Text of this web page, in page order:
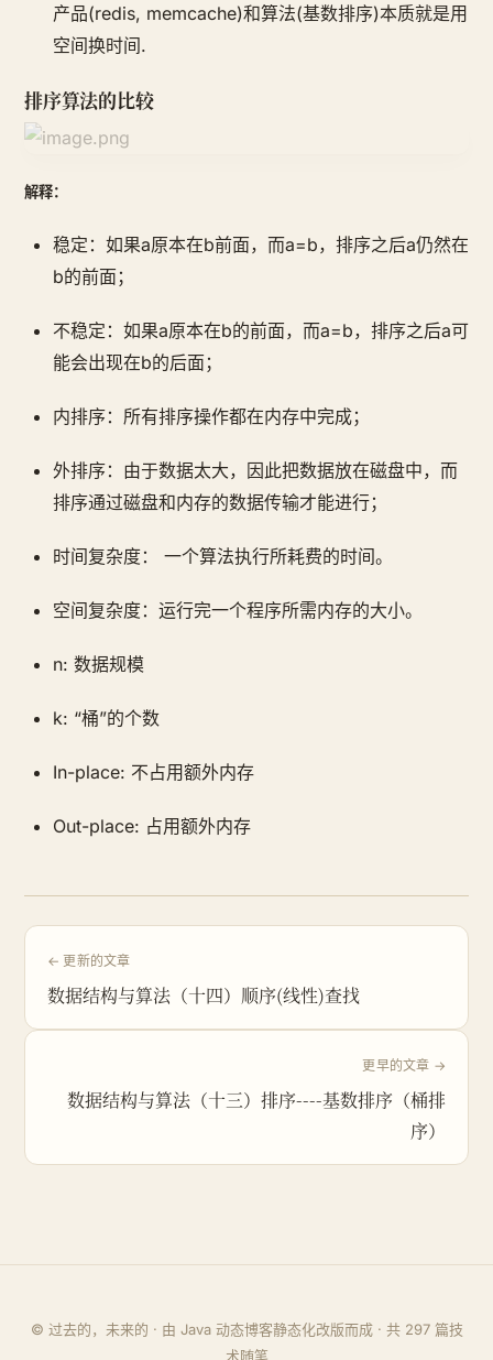
产品(redis, memcache)和算法(基数排序)本质就是用
空间换时间.
排序算法的比较
解释：
稳定：如果a原本在b前面，而a=b，排序之后a仍然在
b的前面；
不稳定：如果a原本在b的前面，而a=b，排序之后a可
能会出现在b的后面；
内排序：所有排序操作都在内存中完成；
外排序：由于数据太大，因此把数据放在磁盘中，而
排序通过磁盘和内存的数据传输才能进行；
时间复杂度： 一个算法执行所耗费的时间。
空间复杂度：运行完一个程序所需内存的大小。
n: 数据规模
k: “桶”的个数
In-place: 不占用额外内存
Out-place: 占用额外内存
← 更新的文章
数据结构与算法（十四）顺序(线性)查找
更早的文章 →
数据结构与算法（十三）排序----基数排序（桶排
序）
© 过去的，未来的 · 由 Java 动态博客静态化改版而成 · 共 297篇技
术随笔